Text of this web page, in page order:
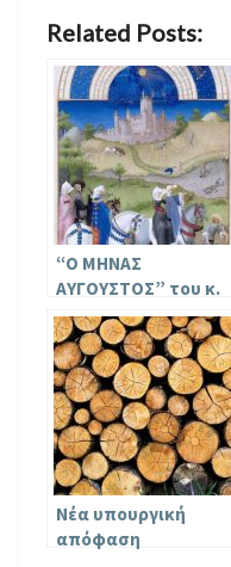
Related Posts:
“Ο ΜΗΝΑΣ
ΑΥΓΟΥΣΤΟΣ” του κ.
Διονύση Π.
Σιμόπουλου,
Επίτιμου Διευθυντή
Ευγενιδείου
Πλανηταρίου
Νέα υπουργική
απόφαση